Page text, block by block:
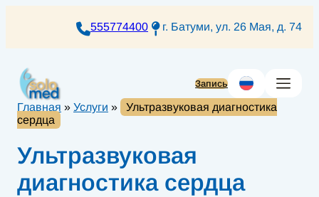
555774400 г. Батуми, ул. 26 Мая, д. 74
Запись
Главная » Услуги »
Ультразвуковая диагностика
сердца
Ультразвуковая
диагностика сердца